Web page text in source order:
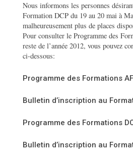
Nous informons les personnes
Formation DCP du 19 au 20 mai à
malheureusement plus de places
Pour consulter le Programme des
reste de l’année 2012, vous pouvez
ci-dessous:
Programme des Formations
Bulletin d’inscription au
Programme des Formations
Bulletin d’inscription au